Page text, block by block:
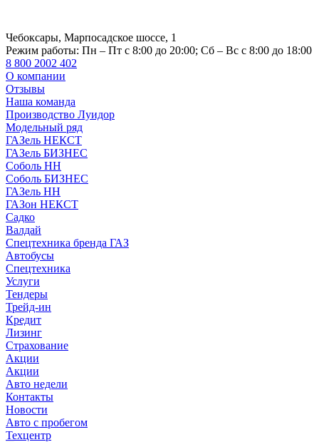
Чебоксары, Марпосадское шоссе, 1
Режим работы: Пн – Пт с 8:00 до 20:00; Сб – Вс с 8:00 до 18:00
8 800 2002 402
О компании
Отзывы
Наша команда
Производство Луидор
Модельный ряд
ГАЗель НЕКСТ
ГАЗель БИЗНЕС
Соболь НН
Соболь БИЗНЕС
ГАЗель НН
ГАЗон НЕКСТ
Садко
Валдай
Спецтехника бренда ГАЗ
Автобусы
Спецтехника
Услуги
Тендеры
Трейд-ин
Кредит
Лизинг
Страхование
Акции
Акции
Авто недели
Контакты
Новости
Авто с пробегом
Техцентр